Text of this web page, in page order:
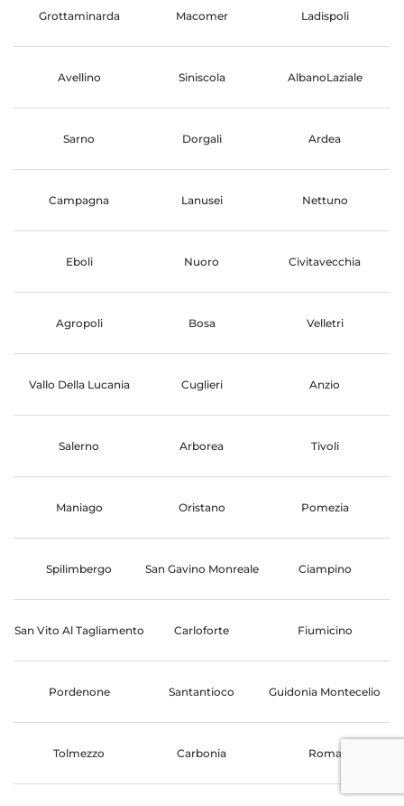
Grottaminarda Macomer Ladispoli
Avellino Siniscola AlbanoLaziale
Sarno Dorgali Ardea
Campagna Lanusei Nettuno
Eboli Nuoro Civitavecchia
Agropoli Bosa Velletri
Vallo Della Lucania Cuglieri Anzio
Salerno Arborea Tivoli
Maniago Oristano Pomezia
Spilimbergo San Gavino Monreale Ciampino
San Vito Al Tagliamento Carloforte Fiumicino
Pordenone Santantioco Guidonia Montecelio
Tolmezzo Carbonia Roma